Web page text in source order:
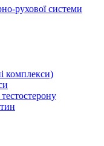
рухової системи
комплекси)